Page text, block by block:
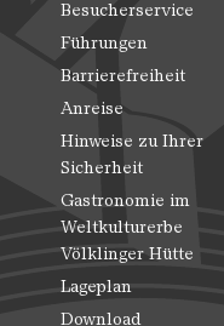
Besucherservice
Führungen
Barrierefreiheit
Anreise
Hinweise zu Ihrer
Sicherheit
Gastronomie im
Weltkulturerbe
Völklinger Hütte
Lageplan
Download